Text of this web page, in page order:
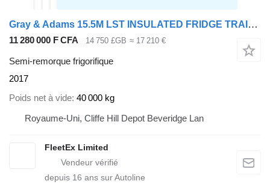
Gray & Adams 15.5M LST INSULATED FRIDGE TRAILER 2017 – C463431
11 280 000 F CFA 14 750 £GB ≈ 17 210 €
Semi-remorque frigorifique
2017
Poids net à vide 40 000 kg
Royaume-Uni, Cliffe Hill Depot Beveridge Lan
FleetEx Limited
depuis 16 ans sur Autoline